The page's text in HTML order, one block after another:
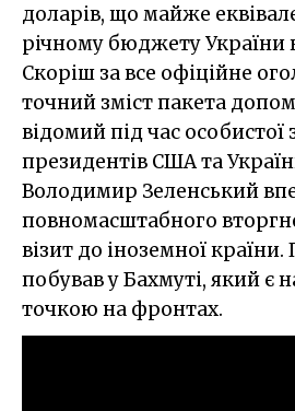
доларів, що майже
річному бюджету України
Скоріш за все офіційне
точний зміст пакета
відомий під час особистої
президентів США та
Володимир Зеленський
повномасштабного
візит до іноземної
побував у Бахмуті, який є
точкою на фронтах.